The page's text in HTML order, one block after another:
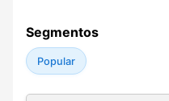
Segmentos
Popular